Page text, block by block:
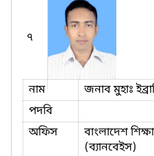
৭
নাম
জনাব মুহাঃ
পদবি
অফিস
বাংলাদেশ
(ব্যানবেইস)